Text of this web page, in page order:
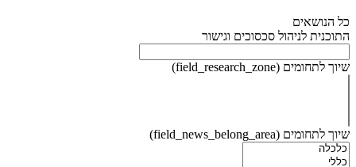
כל הנושאים
התוכנית לניהול סכסוכים וגישור
שיוך לתחומים (field_research_zone)
שיוך לתחומים (field_news_belong_area)